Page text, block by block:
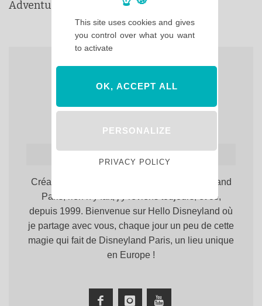
Adventure World : dates et infos
Hello Maureen
Créatrice du site. Totalement accro à Disneyland
Paris, rien n'y fait, j'y reviens toujours, et ce,
depuis 1999. Bienvenue sur Hello Disneyland où
je partage avec vous, chaque jour un peu de cette
magie qui fait de Disneyland Paris, un lieu unique
en Europe !
This site uses cookies and gives
you control over what you want
to activate
OK, ACCEPT ALL
PERSONALIZE
PRIVACY POLICY